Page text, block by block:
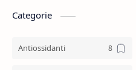
Categorie
Antiossidanti